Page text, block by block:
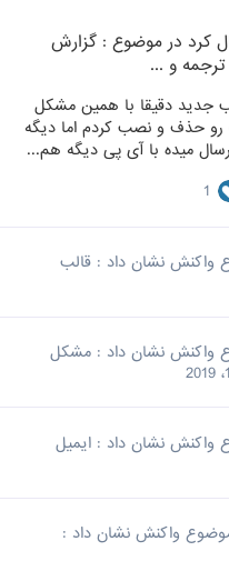
کرد در موضوع : گزارش
و ...
جدید دقیقا با همین مشکل
مواجه شدم، بارها ماژول کاربردی crisp رو حذف و نصب کردم اما دیگه
میده با آی پی دیگه هم...
1
واکنش نشان داد : قالب
واکنش نشان داد : مشکل
واکنش نشان داد : ایمیل
واکنش نشان داد :